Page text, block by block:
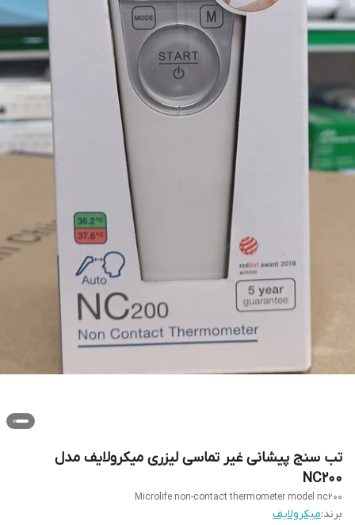
تب سنج پیشانی غیر تماسی لیزری میکرولایف مدل
NC200
Microlife non-contact thermometer model nc200
برند:میکرولایف